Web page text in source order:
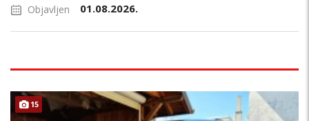
Objavljen 01.08.2026.
15